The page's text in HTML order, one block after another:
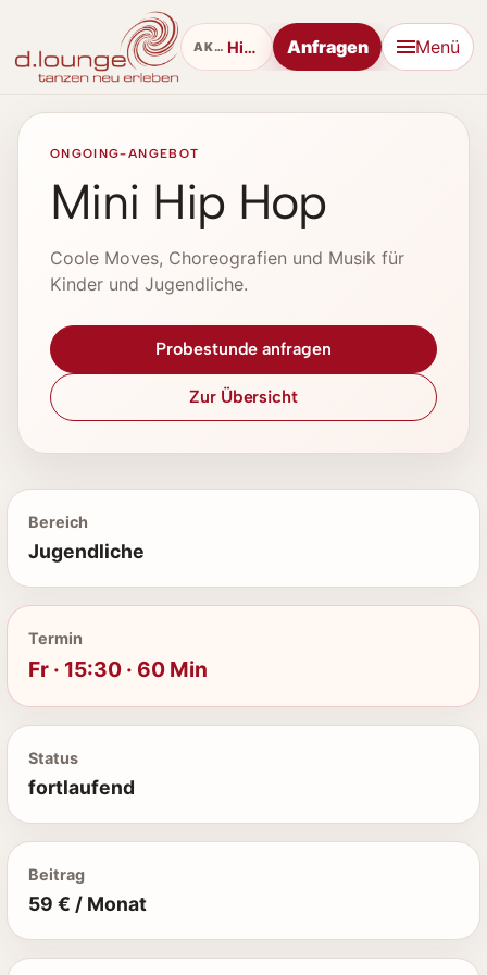
AKTUELL Hip Hop Anfragen Menü
ONGOING-ANGEBOT
Mini Hip Hop
Coole Moves, Choreografien und Musik für
Kinder und Jugendliche.
Probestunde anfragen
Zur Übersicht
Bereich
Jugendliche
Termin
Fr · 15:30 · 60 Min
Status
fortlaufend
Beitrag
59 € / Monat